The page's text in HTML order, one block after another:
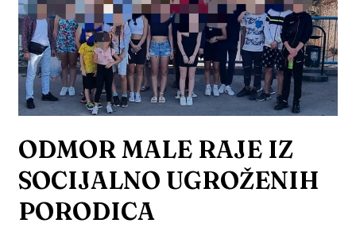
ODMOR MALE RAJE IZ
SOCIJALNO UGROŽENIH
PORODICA